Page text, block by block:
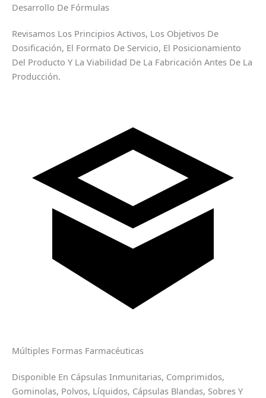
Desarrollo De Fórmulas
Revisamos Los Principios Activos, Los Objetivos De
Dosificación, El Formato De Servicio, El Posicionamiento
Del Producto Y La Viabilidad De La Fabricación Antes De La
Producción.
Múltiples Formas Farmacéuticas
Disponible En Cápsulas Inmunitarias, Comprimidos,
Gominolas, Polvos, Líquidos, Cápsulas Blandas, Sobres Y